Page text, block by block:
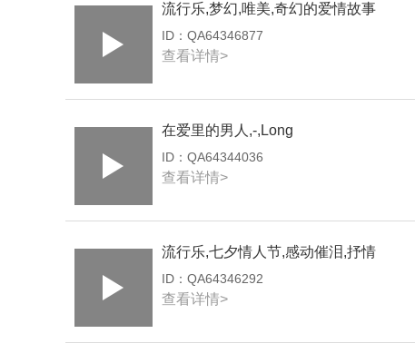
流行乐,梦幻,唯美,奇幻的爱情故事
ID： QA64346877
查看详情>
在爱里的男人,-,Long
ID： QA64344036
查看详情>
流行乐,七夕情人节,感动催泪,抒情
ID： QA64346292
查看详情>